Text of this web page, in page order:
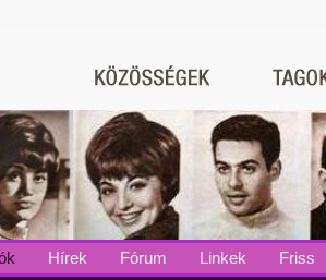
Hírek Fórum Linkek Friss